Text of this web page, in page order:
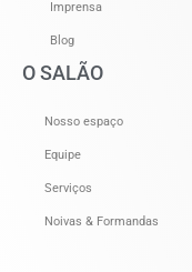
Imprensa
Blog
O SALÃO
Nosso espaço
Equipe
Serviços
Noivas & Formandas